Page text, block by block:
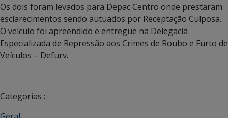
Os dois foram levados para Depac Centro onde prestaram
esclarecimentos sendo autuados por Receptação Culposa.
O veículo foi apreendido e entregue na Delegacia
Especializada de Repressão aos Crimes de Roubo e Furto de
Veículos – Defurv.
Categorias :